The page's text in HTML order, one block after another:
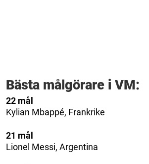
Bästa målgörare i VM:
22 mål
Kylian Mbappé, Frankrike
21 mål
Lionel Messi, Argentina